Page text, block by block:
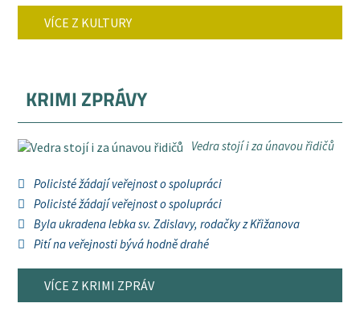
VÍCE Z KULTURY
KRIMI ZPRÁVY
Vedra stojí i za únavou řidičů
Policisté žádají veřejnost o spolupráci
Policisté žádají veřejnost o spolupráci
Byla ukradena lebka sv. Zdislavy, rodačky z Křižanova
Pití na veřejnosti bývá hodně drahé
VÍCE Z KRIMI ZPRÁV